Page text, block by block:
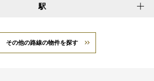
駅
その他の路線の物件を探す